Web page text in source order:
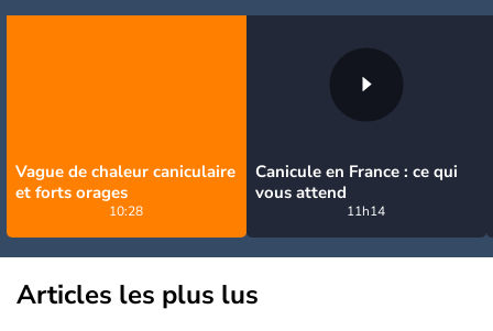
Vague de chaleur caniculaire
et forts orages
10:28
Canicule en France : ce qui
vous attend
11h14
Articles les plus lus